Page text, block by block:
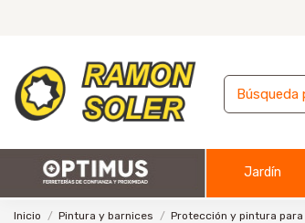
Jardín
Inicio Pintura y barnices Protección y pintura